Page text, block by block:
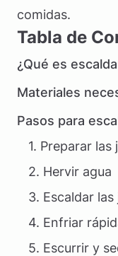
comidas.
Tabla de
¿Qué es
Materiales
Pasos para
1. Preparar las
2. Hervir agua
3. Escaldar las
4. Enfriar
5. Escurrir y